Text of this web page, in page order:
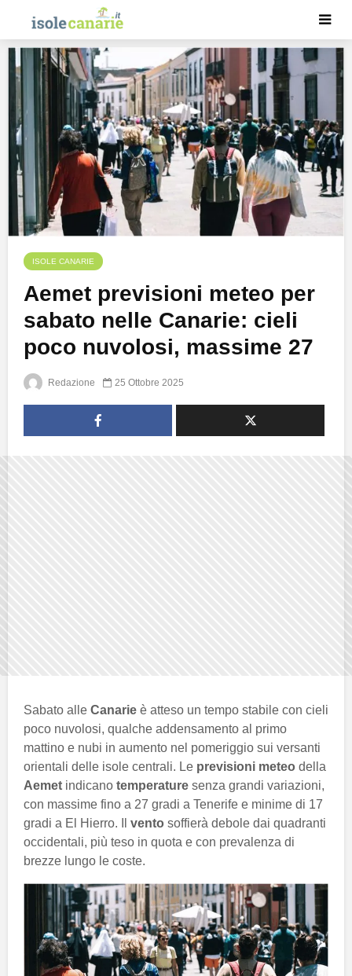
ISOLE CANARIE
Aemet previsioni meteo per
sabato nelle Canarie: cieli
poco nuvolosi, massime 27
Redazione 25 Ottobre 2025
Sabato alle Canarie è atteso un tempo stabile con cieli
poco nuvolosi, qualche addensamento al primo
mattino e nubi in aumento nel pomeriggio sui versanti
orientali delle isole centrali. Le previsioni meteo della
Aemet indicano temperature senza grandi variazioni,
con massime fino a 27 gradi a Tenerife e minime di 17
gradi a El Hierro. Il vento soffierà debole dai quadranti
occidentali, più teso in quota e con prevalenza di
brezze lungo le coste.